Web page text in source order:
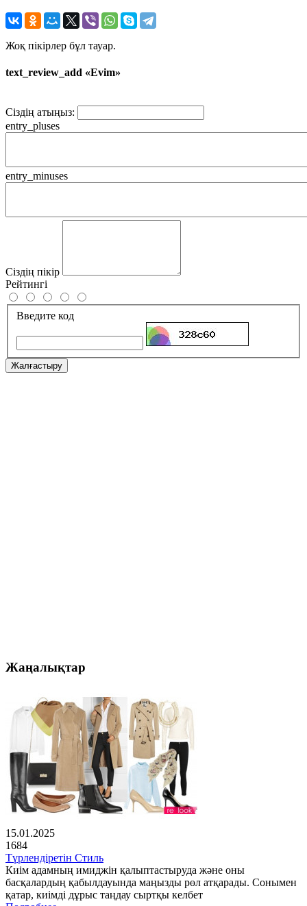
Жоқ пікірлер бұл тауар.
text_review_add «Evim»
Сіздің атыңыз:
entry_pluses
entry_minuses
Сіздің пікір
Рейтингі
Введите код
Жалғастыру
Жаңалықтар
15.01.2025
1684
Түрлендіретін Стиль
Киім адамның имиджін қалыптастыруда және оны
басқалардың қабылдауында маңызды рөл атқарады. Сонымен
қатар, киімді дұрыс таңдау сыртқы келбет